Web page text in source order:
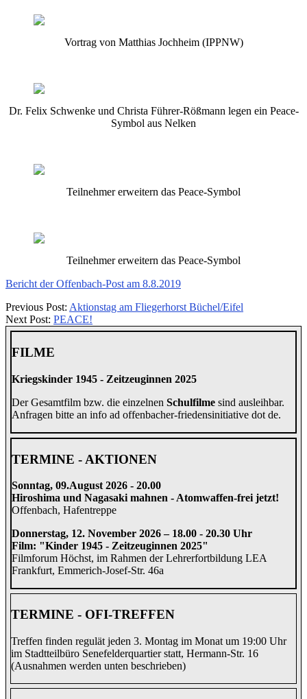
Vortrag von Matthias Jochheim (IPPNW)
Dr. Felix Schwenke und Christa Führer-Rößmann legen ein Peace-
Symbol aus Nelken
Teilnehmer erweitern das Peace-Symbol
Teilnehmer erweitern das Peace-Symbol
Bericht der Offenbach-Post am 8.8.2019
2019-
08-
09
Previous Post: Aktionstag am Fliegerhorst Büchel/Eifel
Next Post: PEACE!
FILME
Kriegskinder 1945 - Zeitzeuginnen 2025
Der Gesamtfilm bzw. die einzelnen Schulfilme sind ausleihbar.
Anfragen bitte an info ad offenbacher-friedensinitiative dot de.
TERMINE - AKTIONEN
Sonntag, 09.August 2026 - 20.00
Hiroshima und Nagasaki mahnen - Atomwaffen-frei jetzt!
Offenbach, Hafentreppe
Donnerstag, 12. November 2026 – 18.00 - 20.30 Uhr
Film: "Kinder 1945 - Zeitzeuginnen 2025"
Filmforum Höchst, im Rahmen der Lehrerfortbildung LEA
Frankfurt, Emmerich-Josef-Str. 46a
TERMINE - OFI-TREFFEN
Treffen finden regulät jeden 3. Montag im Monat um 19:00 Uhr
im Stadtteilbüro Senefelderquartier statt, Hermann-Str. 16
(Ausnahmen werden unten beschrieben)